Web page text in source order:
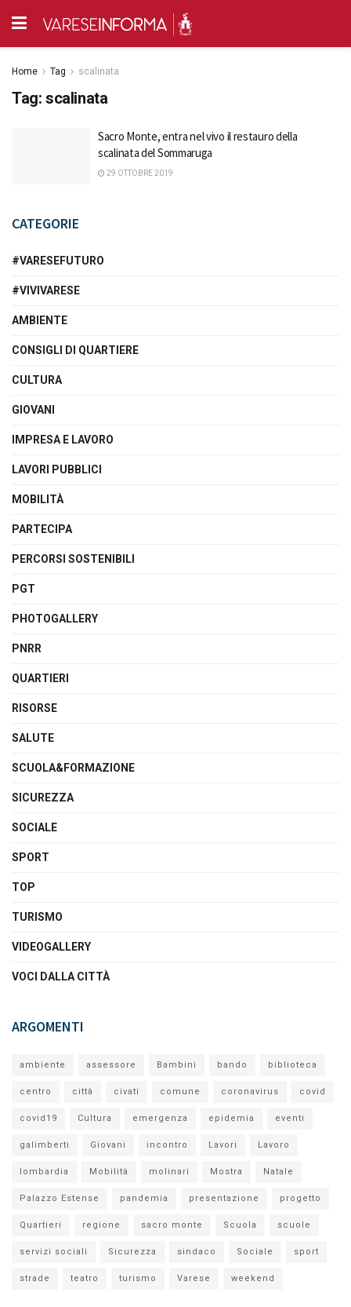
Home Tag scalinata
Tag: scalinata
Sacro Monte, entra nel vivo il restauro della
scalinata del Sommaruga
29 OTTOBRE 2019
CATEGORIE
#VARESEFUTURO
#VIVIVARESE
AMBIENTE
CONSIGLI DI QUARTIERE
CULTURA
GIOVANI
IMPRESA E LAVORO
LAVORI PUBBLICI
MOBILITÀ
PARTECIPA
PERCORSI SOSTENIBILI
PGT
PHOTOGALLERY
PNRR
QUARTIERI
RISORSE
SALUTE
SCUOLA&FORMAZIONE
SICUREZZA
SOCIALE
SPORT
TOP
TURISMO
VIDEOGALLERY
VOCI DALLA CITTÀ
ARGOMENTI
ambiente assessore Bambini bando biblioteca
centro città civati comune coronavirus covid
covid19 Cultura emergenza epidemia eventi
galimberti Giovani incontro Lavori Lavoro
lombardia Mobilità molinari Mostra Natale
Palazzo Estense pandemia presentazione progetto
Quartieri regione sacro monte Scuola scuole
servizi sociali Sicurezza sindaco Sociale sport
strade teatro turismo Varese weekend